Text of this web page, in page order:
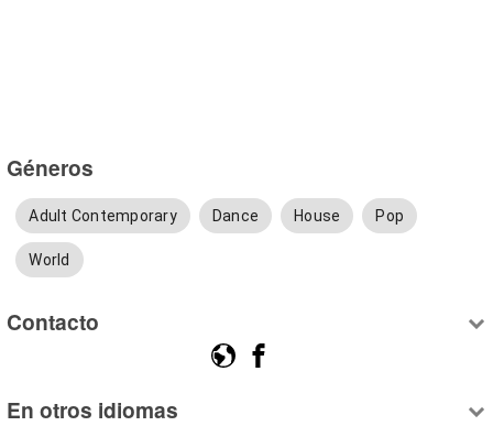
Géneros
Adult Contemporary Dance House Pop
World
Contacto
En otros idiomas